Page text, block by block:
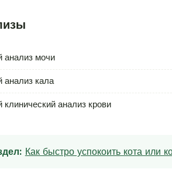
мочи
кала
анализ крови
Как быстро успокоить кота или